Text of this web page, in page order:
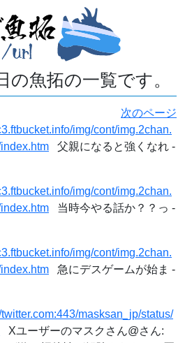
の魚拓の一覧です。
次のページ
img/cont/img.2chan.
父親になると強くなれ -
img/cont/img.2chan.
当時今やる話か？？っ -
img/cont/img.2chan.
急にデスゲームが始ま -
twitter.com:443/masksan_jp/status/
Xユーザーのマスクさん@‍さん: